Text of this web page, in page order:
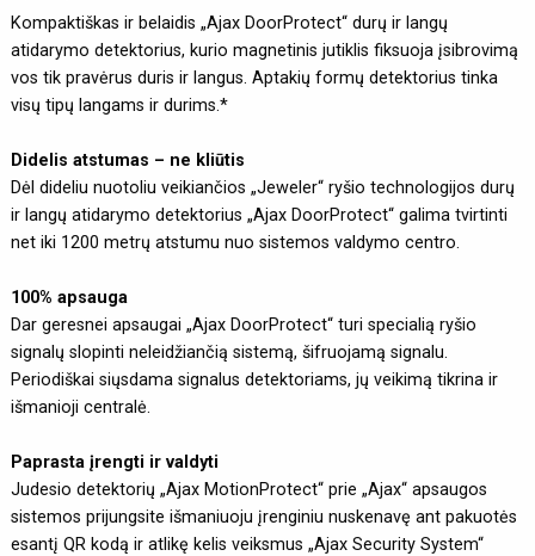
Kompaktiškas ir belaidis „Ajax DoorProtect“ durų ir langų
atidarymo detektorius, kurio magnetinis jutiklis fiksuoja įsibrovimą
vos tik pravėrus duris ir langus. Aptakių formų detektorius tinka
visų tipų langams ir durims.*
Didelis atstumas – ne kliūtis
Dėl dideliu nuotoliu veikiančios „Jeweler“ ryšio technologijos durų
ir langų atidarymo detektorius „Ajax DoorProtect“ galima tvirtinti
net iki 1200 metrų atstumu nuo sistemos valdymo centro.
100% apsauga
Dar geresnei apsaugai „Ajax DoorProtect“ turi specialią ryšio
signalų slopinti neleidžiančią sistemą, šifruojamą signalu.
Periodiškai siųsdama signalus detektoriams, jų veikimą tikrina ir
išmanioji centralė.
Paprasta įrengti ir valdyti
Judesio detektorių „Ajax MotionProtect“ prie „Ajax“ apsaugos
sistemos prijungsite išmaniuoju įrenginiu nuskenavę ant pakuotės
esantį QR kodą ir atlikę kelis veiksmus „Ajax Security System“